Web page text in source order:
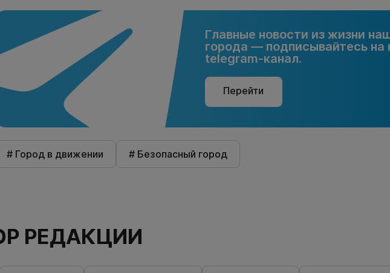
Главные новости из жизни
города — подписывайтесь на
telegram-канал.
Перейти
# Город в движении # Безопасный город
РЕДАКЦИИ